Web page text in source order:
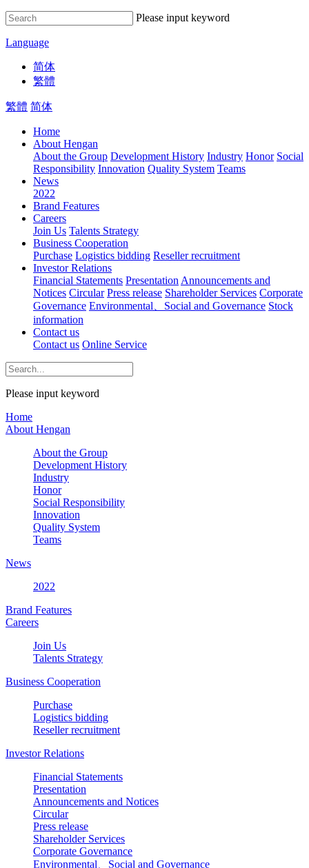
Please input keyword
Language
简体
繁體
繁體 简体
Home
About Hengan
About the Group Development History Industry Honor Social
Responsibility Innovation Quality System Teams
News
2022
Brand Features
Careers
Join Us Talents Strategy
Business Cooperation
Purchase Logistics bidding Reseller recruitment
Investor Relations
Financial Statements Presentation Announcements and
Notices Circular Press release Shareholder Services Corporate
Governance Environmental、Social and Governance Stock
information
Contact us
Contact us Online Service
Please input keyword
Home
About Hengan
About the Group
Development History
Industry
Honor
Social Responsibility
Innovation
Quality System
Teams
News
2022
Brand Features
Careers
Join Us
Talents Strategy
Business Cooperation
Purchase
Logistics bidding
Reseller recruitment
Investor Relations
Financial Statements
Presentation
Announcements and Notices
Circular
Press release
Shareholder Services
Corporate Governance
Environmental、Social and Governance